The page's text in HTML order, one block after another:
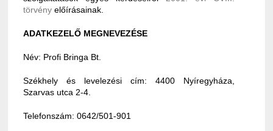
törvény előírásainak.
ADATKEZELŐ MEGNEVEZÉSE
Név: Profi Bringa Bt.
Székhely és levelezési cím: 4400 Nyíregyháza,
Szarvas utca 2-4.
Telefonszám: 0642/501-901